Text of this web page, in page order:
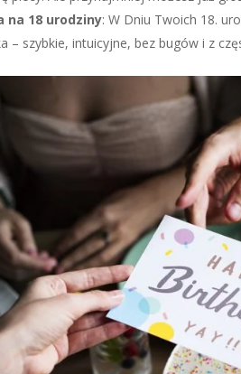
na 18 urodziny: W Dniu Twoich 18.
– szybkie, intuicyjne, bez bugów i z